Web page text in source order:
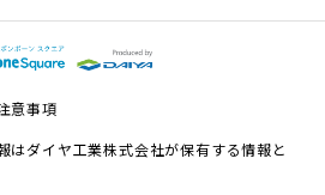
意事項
はダイヤ工業株式会社が保有する情報と